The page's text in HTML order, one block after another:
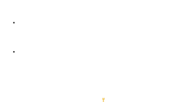
.
.